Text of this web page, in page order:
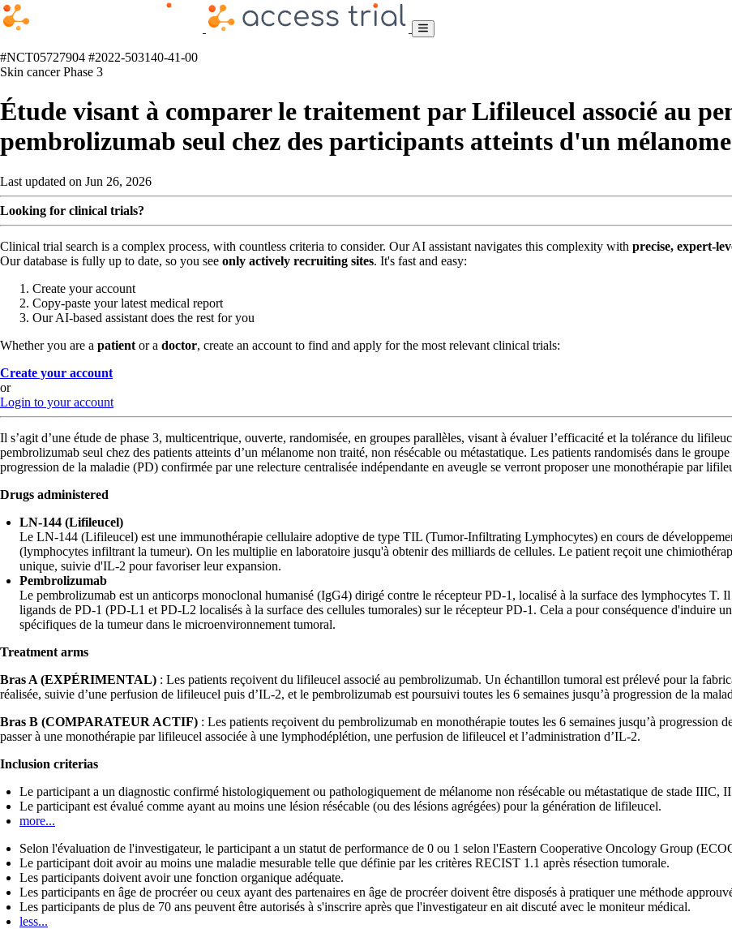
#NCT05727904 #2022-503140-41-00
Skin cancerPhase 3
Étude visant à comparer le traitement par Lifileucel associé au
pembrolizumab seul chez des participants atteints d'un
Last updated on Jun 26, 2026
Looking for clinical trials?
Clinical trial search is a complex process, with countless criteria to consider. Our AI assistant navigates this complexity with precise, expert-
Our database is fully up to date, so you see only actively recruiting sites. It's fast and easy:
Create your account
Copy-paste your latest medical report
Our AI-based assistant does the rest for you
Whether you are a patient or a doctor, create an account to find and apply for the most relevant clinical trials:
Create your account
or
Login to your account
Il s’agit d’une étude de phase 3, multicentrique, ouverte, randomisée, en groupes parallèles, visant à évaluer l’efficacité et la tolérance du
pembrolizumab seul chez des patients atteints d’un mélanome non traité, non résécable ou métastatique. Les patients randomisés dans le
progression de la maladie (PD) confirmée par une relecture centralisée indépendante en aveugle se verront proposer une monothérapie par
Drugs administered
LN-144 (Lifileucel)
Le LN-144 (Lifileucel) est une immunothérapie cellulaire adoptive de type TIL (Tumor-Infiltrating Lymphocytes) en cours de
(lymphocytes infiltrant la tumeur). On les multiplie en laboratoire jusqu'à obtenir des milliards de cellules. Le patient reçoit une
unique, suivie d'IL-2 pour favoriser leur expansion.
Pembrolizumab
Le pembrolizumab est un anticorps monoclonal humanisé (IgG4) dirigé contre le récepteur PD-1, localisé à la surface des lymphocytes
ligands de PD-1 (PD-L1 et PD-L2 localisés à la surface des cellules tumorales) sur le récepteur PD-1. Cela a pour conséquence d'induire
spécifiques de la tumeur dans le microenvironnement tumoral.
Treatment arms
Bras A (EXPÉRIMENTAL) : Les patients reçoivent du lifileucel associé au pembrolizumab. Un échantillon tumoral est prélevé pour la
réalisée, suivie d’une perfusion de lifileucel puis d’IL-2, et le pembrolizumab est poursuivi toutes les 6 semaines jusqu’à progression de la
Bras B (COMPARATEUR ACTIF) : Les patients reçoivent du pembrolizumab en monothérapie toutes les 6 semaines jusqu’à progression
passer à une monothérapie par lifileucel associée à une lymphodéplétion, une perfusion de lifileucel et l’administration d’IL-2.
Inclusion criterias
Le participant a un diagnostic confirmé histologiquement ou pathologiquement de mélanome non résécable ou métastatique de stade IIIC,
Le participant est évalué comme ayant au moins une lésion résécable (ou des lésions agrégées) pour la génération de lifileucel.
more...
Selon l'évaluation de l'investigateur, le participant a un statut de performance de 0 ou 1 selon l'Eastern Cooperative Oncology Group
Le participant doit avoir au moins une maladie mesurable telle que définie par les critères RECIST 1.1 après résection tumorale.
Les participants doivent avoir une fonction organique adéquate.
Les participants en âge de procréer ou ceux ayant des partenaires en âge de procréer doivent être disposés à pratiquer une méthode
Les participants de plus de 70 ans peuvent être autorisés à s'inscrire après que l'investigateur en ait discuté avec le moniteur médical.
less...